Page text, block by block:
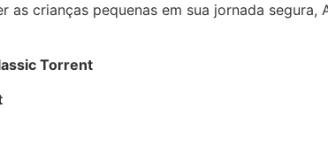
as crianças pequenas em sua jornada
Torrent